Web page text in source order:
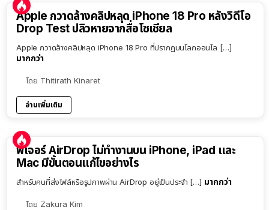
Apple กวาดล้างคลิปหลุด iPhone 18 Pro หลังวิดีโอ
Drop Test ปลิวหายจากสื่อโซเชียล
Apple กวาดล้างคลิปหลุด iPhone 18 Pro ที่ปรากฏบนโลกออนไล […]
มากกว่า
โดย Thitirath Kinaret
อ่านเพิ่มเติม
ฟีเจอร์ AirDrop ไม่ทำงานบน iPhone, iPad และ
Mac มีขั้นตอนแก้ไขอย่างไร
สำหรับคนที่ส่งไฟล์หรือรูปภาพผ่าน AirDrop อยู่เป็นประจำ […] มากกว่า
โดย Zakura Kim